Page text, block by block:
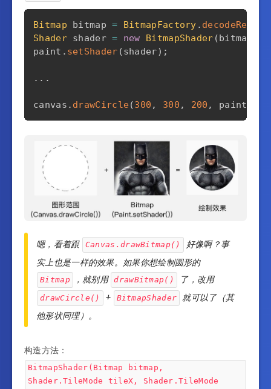
Bitmap bitmap = BitmapFactory .
Shader shader = new BitmapShader (bitmap
paint . setShader (shader) ;
. . .
canvas . drawCircle(300 , 300 , 200 , paint
嗯，看着跟 Canvas.drawBitmap()
好像啊？事
实上也是一样的效果。如果你想绘制圆形的
Bitmap ，就别用 drawBitmap() 了，改用
drawCircle() + BitmapShader 就可以了（其
他形状同理）。
构造方法：
BitmapShader(Bitmap bitmap,
Shader.TileMode tileX, Shader.TileMode